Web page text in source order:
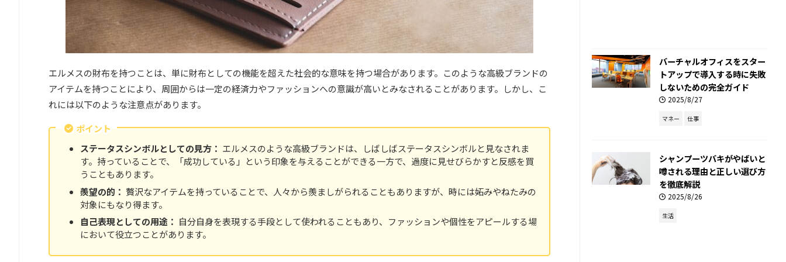
エルメスの財布を持つことは、単に財布としての機能を超えた社会的な意味を持つ場合があります。このような高級ブランドの
アイテムを持つことにより、周囲からは一定の経済力やファッションへの意識が高いとみなされることがあります。しかし、こ
れには以下のような注意点があります。
ポイント
ステータスシンボルとしての見方： エルメスのような高級ブランドは、しばしばステータスシンボルと見なされま
す。持っていることで、「成功している」という印象を与えることができる一方で、過度に見せびらかすと反感を買
うこともあります。
羨望の的： 贅沢なアイテムを持っていることで、人々から羨ましがられることもありますが、時には妬みやねたみの
対象にもなり得ます。
自己表現としての用途： 自分自身を表現する手段として使われることもあり、ファッションや個性をアピールする場
において役立つことがあります。
バーチャルオフィスをスター
トアップで導入する時に失敗
しないための完全ガイド
2025/8/27
マネー 仕事
シャンプーツバキがやばいと
噂される理由と正しい選び方
を徹底解説
2025/8/26
生活